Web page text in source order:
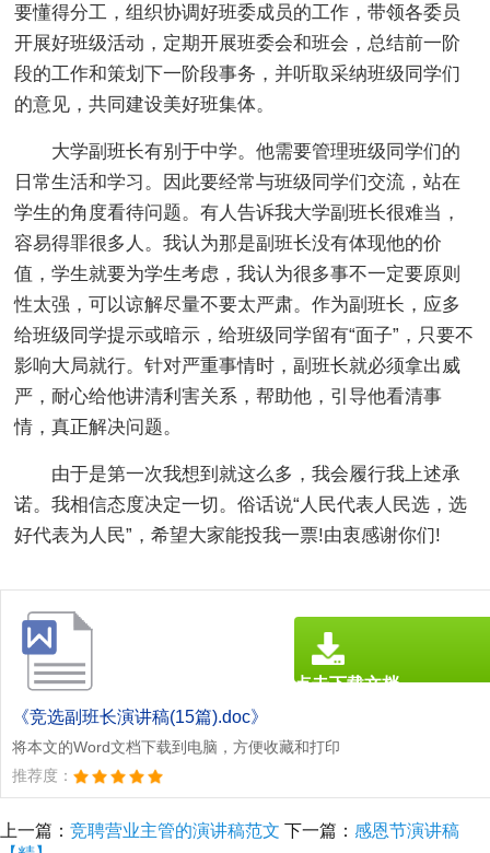
要懂得分工，组织协调好班委成员的工作，带领各委员
开展好班级活动，定期开展班委会和班会，总结前一阶
段的工作和策划下一阶段事务，并听取采纳班级同学们
的意见，共同建设美好班集体。
大学副班长有别于中学。他需要管理班级同学们的
日常生活和学习。因此要经常与班级同学们交流，站在
学生的角度看待问题。有人告诉我大学副班长很难当，
容易得罪很多人。我认为那是副班长没有体现他的价
值，学生就要为学生考虑，我认为很多事不一定要原则
性太强，可以谅解尽量不要太严肃。作为副班长，应多
给班级同学提示或暗示，给班级同学留有“面子”，只要不
影响大局就行。针对严重事情时，副班长就必须拿出威
严，耐心给他讲清利害关系，帮助他，引导他看清事
情，真正解决问题。
由于是第一次我想到就这么多，我会履行我上述承
诺。我相信态度决定一切。俗话说“人民代表人民选，选
好代表为人民”，希望大家能投我一票!由衷感谢你们!
《竞选副班长演讲稿(15篇).doc》
将本文的Word文档下载到电脑，方便收藏和打印
推荐度：
点击下载文档
上一篇： 竞聘营业主管的演讲稿范文 下一篇： 感恩节演讲稿